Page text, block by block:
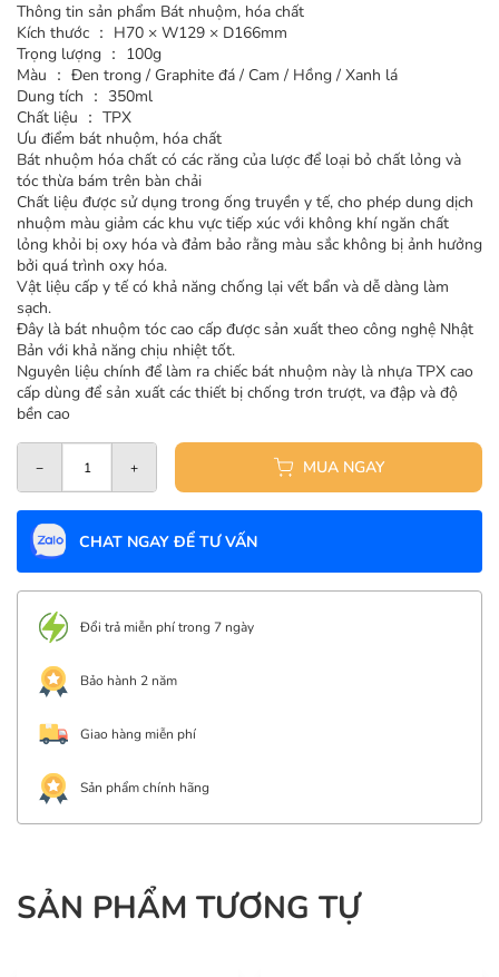
Thông tin sản phẩm Bát nhuộm, hóa chất
Kích thước ： H70 × W129 × D166mm
Trọng lượng ： 100g
Màu ： Đen trong / Graphite đá / Cam / Hồng / Xanh lá
Dung tích ： 350ml
Chất liệu ： TPX
Ưu điểm bát nhuộm, hóa chất
Bát nhuộm hóa chất có các răng của lược để loại bỏ chất lỏng và
tóc thừa bám trên bàn chải
Chất liệu được sử dụng trong ống truyền y tế, cho phép dung dịch
nhuộm màu giảm các khu vực tiếp xúc với không khí ngăn chất
lỏng khỏi bị oxy hóa và đảm bảo rằng màu sắc không bị ảnh hưởng
bởi quá trình oxy hóa.
Vật liệu cấp y tế có khả năng chống lại vết bẩn và dễ dàng làm
sạch.
Đây là bát nhuộm tóc cao cấp được sản xuất theo công nghệ Nhật
Bản với khả năng chịu nhiệt tốt.
Nguyên liệu chính để làm ra chiếc bát nhuộm này là nhựa TPX cao
cấp dùng để sản xuất các thiết bị chống trơn trượt, va đập và độ
bền cao
− + MUA NGAY
CHAT NGAY ĐỂ TƯ VẤN
Đổi trả miễn phí trong 7 ngày
Bảo hành 2 năm
Giao hàng miễn phí
Sản phẩm chính hãng
SẢN PHẨM TƯƠNG TỰ